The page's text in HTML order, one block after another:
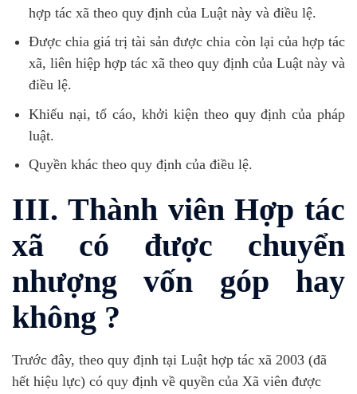
hợp tác xã theo quy định của Luật này và điều lệ.
Được chia giá trị tài sản được chia còn lại của hợp tác
xã, liên hiệp hợp tác xã theo quy định của Luật này và
điều lệ.
Khiếu nại, tố cáo, khởi kiện theo quy định của pháp
luật.
Quyền khác theo quy định của điều lệ.
III. Thành viên Hợp tác
xã có được chuyển
nhượng vốn góp hay
không ?
Trước đây, theo quy định tại Luật hợp tác xã 2003 (đã
hết hiệu lực) có quy định về quyền của Xã viên được